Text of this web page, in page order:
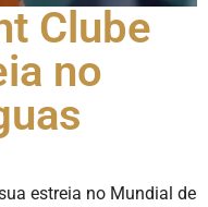
Clube
no
estreia no Mundial de